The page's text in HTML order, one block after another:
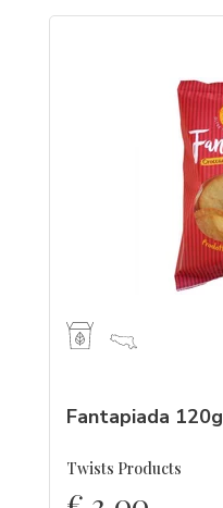
Fantapiada 120g
Twists Products